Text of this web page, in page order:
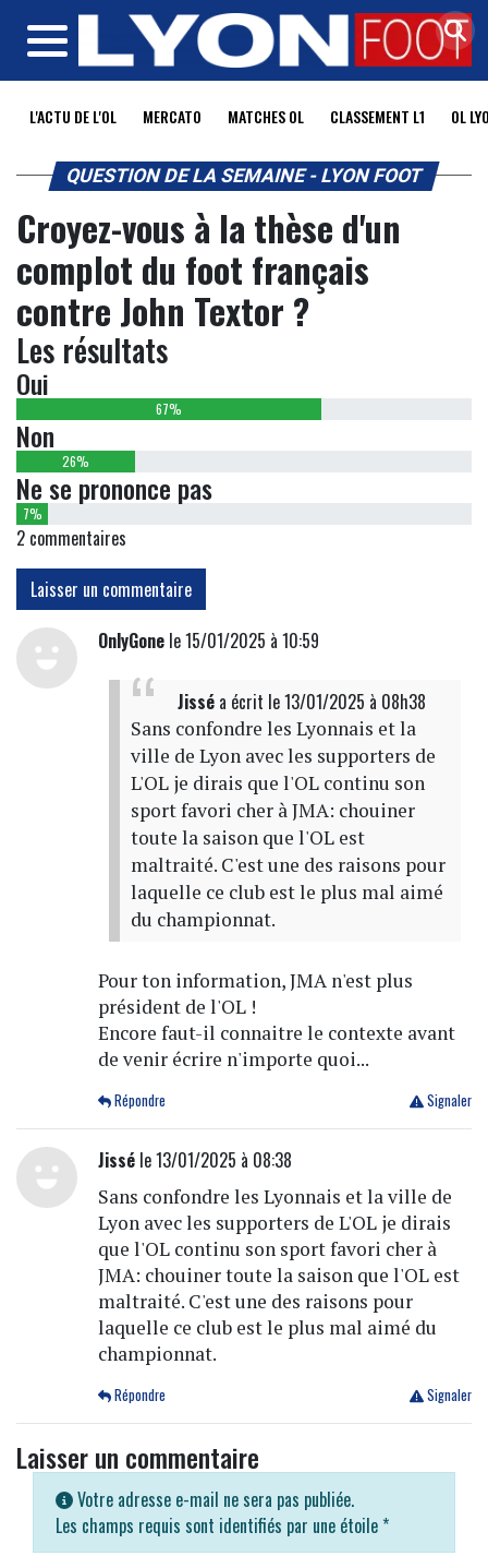
MENU
L'ACTU DE L'OL MERCATO MATCHES OL CLASSEMENT L1 OL
QUESTION DE LA SEMAINE - LYON FOOT
Croyez-vous à la thèse d'un
complot du foot français
contre John Textor ?
Les résultats
Oui
67%
Non
26%
Ne se prononce pas
7%
2 commentaires
Laisser un commentaire
OnlyGonele 15/01/2025 à 10:59
Jisséa écrit le 13/01/2025 à 08h38
Sans confondre les Lyonnais et la
ville de Lyon avec les supporters de
L'OL je dirais que l'OL continu son
sport favori cher à JMA: chouiner
toute la saison que l'OL est
maltraité. C'est une des raisons pour
laquelle ce club est le plus mal aimé
du championnat.
Pour ton information, JMA n'est plus
président de l'OL !
Encore faut-il connaitre le contexte avant
de venir écrire n'importe quoi...
Signaler
Répondre
Jisséle 13/01/2025 à 08:38
Sans confondre les Lyonnais et la ville de
Lyon avec les supporters de L'OL je dirais
que l'OL continu son sport favori cher à
JMA: chouiner toute la saison que l'OL est
maltraité. C'est une des raisons pour
laquelle ce club est le plus mal aimé du
championnat.
Signaler
Répondre
Laisser un commentaire
Votre adresse e-mail ne sera pas publiée.
Les champs requis sont identifiés par une étoile *